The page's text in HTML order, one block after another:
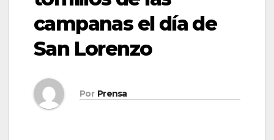
campanas el día de
San Lorenzo
Por Prensa